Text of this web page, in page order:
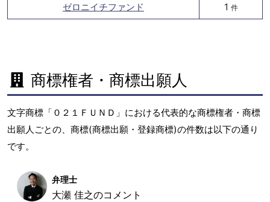
ゼロニイチファンド 1 件
商標権者・商標出願人
文字商標「０２１ＦＵＮＤ」における代表的な商標権者・商標
出願人ごとの、商標(商標出願・登録商標)の件数は以下の通り
です。
弁理士
大瀬 佳之のコメント